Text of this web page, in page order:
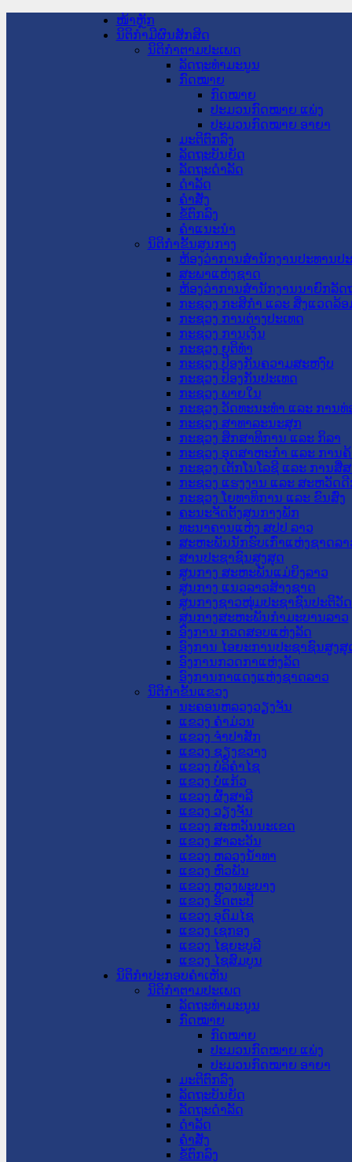
ໜ້າຫຼັກ
ນິຕິກໍາມີຜົນສັກສິດ
ນິຕິກໍາຕາມປະເພດ
ລັດຖະທໍາມະນູນ
ກົດໝາຍ
ກົດໝາຍ
ປະມວນກົດໝາຍ ແພ່ງ
ປະມວນກົດໝາຍ ອາຍາ
ມະຕິຕົກລົງ
ລັດຖະບັນຍັດ
ລັດຖະດໍາລັດ
ດໍາລັດ
ຄໍາສັ່ງ
ຂໍ້ຕົກລົງ
ຄໍາແນະນໍາ
ນິຕິກໍາຂັ້ນສູນກາງ
ຫ້ອງວ່າການສໍານັກງານປະທານປ
ສະພາແຫ່ງຊາດ
ຫ້ອງວ່າການສຳນັກງານນາຍົກລັດ
ກະຊວງ ກະສິກຳ ແລະ ສິ່ງແວດລ້ອ
ກະຊວງ ການຕ່າງປະເທດ
ກະຊວງ ການເງິນ
ກະຊວງ ຍຸຕິທໍາ
ກະຊວງ ປ້ອງກັນຄວາມສະຫງົບ
ກະຊວງ ປ້ອງກັນປະເທດ
ກະຊວງ ພາຍໃນ
ກະຊວງ ວັດທະນະທຳ ແລະ ການທ່
ກະຊວງ ສາທາລະນະສຸກ
ກະຊວງ ສຶກສາທິການ ແລະ ກິລາ
ກະຊວງ ອຸດສາຫະກຳ ແລະ ການຄ້
ກະຊວງ ເຕັກໂນໂລຊີ ແລະ ການສື່
ກະຊວງ ແຮງງານ ແລະ ສະຫວັດ
ກະຊວງ ໂຍທາທິການ ແລະ ຂົນສົ່ງ
ຄະນະຈັດຕັ້ງສູນກາງພັກ
ທະນາຄານແຫ່ງ ສປປ ລາວ
ສະຫະພັນນັກຮົບເກົ່າແຫ່ງຊາດລາ
ສານປະຊາຊົນສູງສຸດ
ສູນກາງ ສະຫະພັນແມ່ຍິງລາວ
ສູນກາງ ແນວລາວສ້າງຊາດ
ສູນກາງຊາວໜຸ່ມປະຊາຊົນປະຕິວັ
ສູນກາງສະຫະພັນກຳມະບານລາວ
ອົງການ ກວດສອບແຫ່ງລັດ
ອົງການ ໄອຍະການປະຊາຊົນສູງສຸ
ອົງການກວດກາແຫ່ງລັດ
ອົງການກາແດງແຫ່ງຊາດລາວ
ນິຕິກໍາຂັ້ນແຂວງ
ນະ​ຄອນ​ຫລວງວຽງຈັນ
ແຂວງ ຄໍາມ່ວນ
ແຂວງ ຈໍາປາສັກ
ແຂວງ ຊຽງຂວາງ
ແຂວງ ບໍລິຄໍາໄຊ
ແຂວງ ບໍ່ແກ້ວ
ແຂວງ ຜົ້ງສາລີ
ແຂວງ ວຽງຈັນ
ແຂວງ ສະຫວັນນະເຂດ
ແຂວງ ສາລະວັນ
ແຂວງ ຫລວງນໍ້າທາ
ແຂວງ ຫົວພັນ
ແຂວງ ຫຼວງພະບາງ
ແຂວງ ອັດຕະປື
ແຂວງ ອຸດົມໄຊ
ແຂວງ ເຊກອງ
ແຂວງ ໄຊຍະບູລີ
ແຂວງ ໄຊສົມບູນ
ນິຕິກໍາປະກອບຄໍາເຫັນ
ນິຕິກໍາຕາມປະເພດ
ລັດຖະທໍາມະນູນ
ກົດໝາຍ
ກົດໝາຍ
ປະມວນກົດໝາຍ ແພ່ງ
ປະມວນກົດໝາຍ ອາຍາ
ມະຕິຕົກລົງ
ລັດຖະບັນຍັດ
ລັດຖະດໍາລັດ
ດໍາລັດ
ຄໍາສັ່ງ
ຂໍ້ຕົກລົງ